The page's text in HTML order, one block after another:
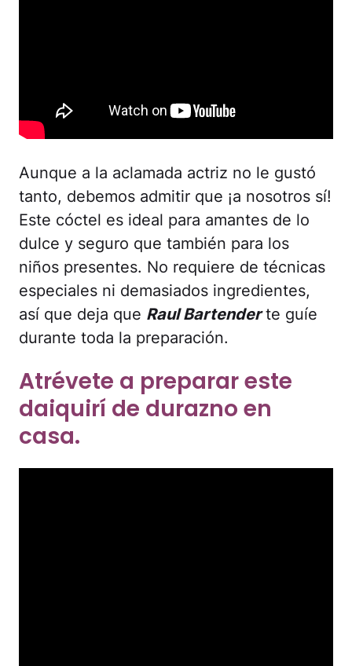
Aunque a la aclamada actriz no le gustó
tanto, debemos admitir que ¡a nosotros sí!
Este cóctel es ideal para amantes de lo
dulce y seguro que también para los
niños presentes. No requiere de técnicas
especiales ni demasiados ingredientes,
así que deja que Raul Bartenderte guíe
durante toda la preparación.
Atrévete a preparar este
daiquirí de durazno en
casa.